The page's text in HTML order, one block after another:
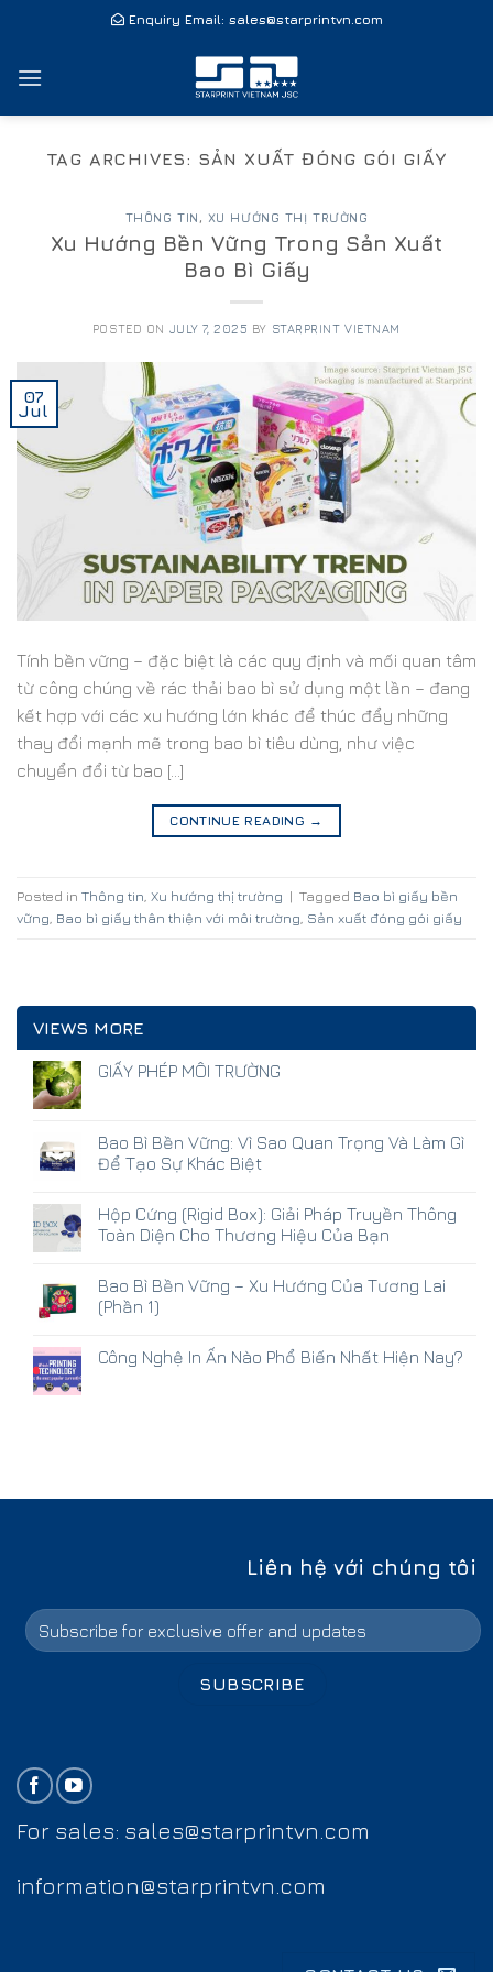
content
Enquiry Email: sales@starprintvn.com
TAG ARCHIVES: SẢN XUẤT ĐÓNG GÓI GIẤY
THÔNG TIN , XU HƯỚNG THỊ TRƯỜNG
Xu Hướng Bền Vững Trong Sản Xuất
Bao Bì Giấy
POSTED ON JULY 7, 2025 BY STARPRINT VIETNAM
07
Jul
Tính bền vững – đặc biệt là các quy định và mối quan tâm
từ công chúng về rác thải bao bì sử dụng một lần – đang
kết hợp với các xu hướng lớn khác để thúc đẩy những
thay đổi mạnh mẽ trong bao bì tiêu dùng, như việc
chuyển đổi từ bao […]
CONTINUE READING →
Posted in Thông tin Xu hướng thị trường | Tagged Bao bì giấy bền
vững Bao bì giấy thân thiện với môi trường Sản xuất đóng gói giấy
VIEWS MORE
GIẤY PHÉP MÔI TRƯỜNG
Bao Bì Bền Vững: Vì Sao Quan Trọng Và Làm Gì
Để Tạo Sự Khác Biệt
Hộp Cứng (Rigid Box): Giải Pháp Truyền Thông
Toàn Diện Cho Thương Hiệu Của Bạn
Bao Bì Bền Vững – Xu Hướng Của Tương Lai
(Phần 1)
Công Nghệ In Ấn Nào Phổ Biến Nhất Hiện Nay?
Liên hệ với chúng tôi
For sales: sales@starprintvn.com
information@starprintvn.com